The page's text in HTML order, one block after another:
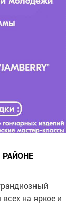
на яркое и